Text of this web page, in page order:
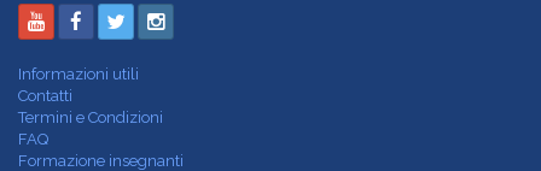
Informazioni utili
Contatti
Termini e Condizioni
FAQ
Formazione insegnanti